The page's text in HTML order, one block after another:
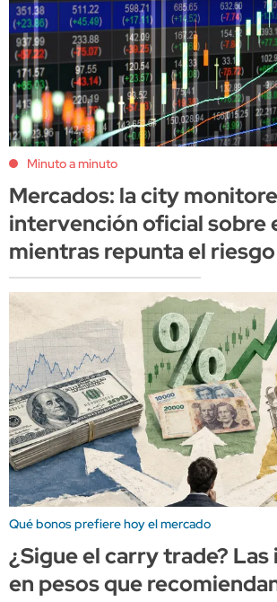
Minuto a minuto
Mercados: la city
intervención oficial sobre
mientras repunta el
Qué bonos prefiere hoy el mercado
¿Sigue el carry trade?
en pesos que